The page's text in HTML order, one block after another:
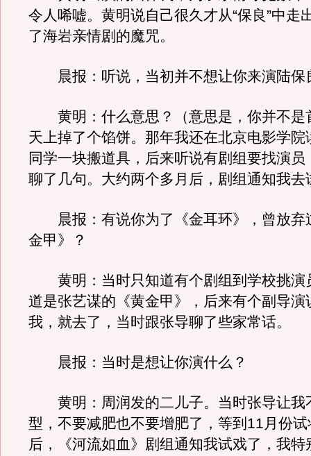
令人唏嘘。黄明说自己很久才从“保良”中走
了海岩亲情剧的魔咒。
晨报：听说，当初并不想让你来演陆保
黄明：什么意思？（意思是，你并不是
天上掉了个馅饼。那年我还在北京电影学院
同学一块搬道具，后来听说有剧组要找演员
聊了几句。大约两个多月后，剧组通知我去
晨报：有说你为了《金耳环》，曾放弃
金甲》？
黄明：当时只知道有个剧组到学校挑演
道是张艺谋的《黄金甲》，后来有个副导演
我，就去了，当时跟张导聊了些家常话。
晨报：当时是想让你演什么？
黄明：周润发的二儿子。当时张导让我
型，不要减肥也不要增肥了，等到11月份
后，《河流如血》剧组通知我试戏了，我特